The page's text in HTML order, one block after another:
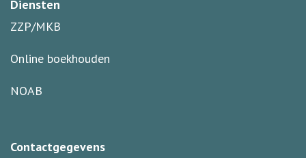
Diensten
ZZP/MKB
Online boekhouden
NOAB
Contactgegevens